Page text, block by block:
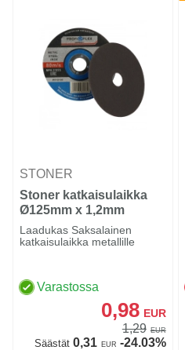
STONER
Stoner katkaisulaikka
Ø125mm x 1,2mm
Laadukas Saksalainen
katkaisulaikka metallille
Varastossa
0,98 EUR
1,29 EUR
Säästät0,31 EUR -24.03%